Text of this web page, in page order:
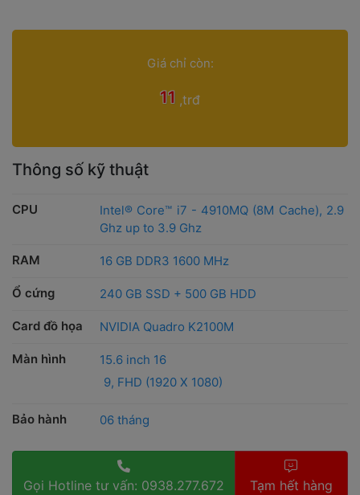
Giá chỉ còn:
11 ,trđ
Thông số kỹ thuật
CPU
Intel® Core™ i7 - 4910MQ (8M Cache), 2.9
Ghz up to 3.9 Ghz
RAM 16 GB DDR3 1600 MHz
Ổ cứng 240 GB SSD + 500 GB HDD
Card đồ họa NVIDIA Quadro K2100M
Màn hình
15.6 inch 16
9, FHD (1920 X 1080)
Bảo hành 06 tháng
Gọi Hotline tư vấn: 0938.277.672 Tạm hết hàng